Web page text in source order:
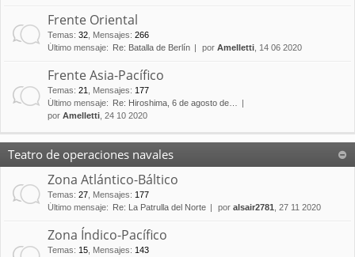
Frente Oriental
Temas: 32 Mensajes: 266
Último mensaje:
Re: Batalla de Berlín por Amelletti , 14 06 2020
Frente Asia-Pacífico
Temas: 21 Mensajes: 177
Último mensaje:
Re: Hiroshima, 6 de agosto de…
por Amelletti , 24 10 2020
Teatro de operaciones navales
Zona Atlántico-Báltico
Temas: 27 Mensajes: 177
Último mensaje:
Re: La Patrulla del Norte por alsair2781 , 27 11 2020
Zona Índico-Pacífico
Temas: 15 Mensajes: 143